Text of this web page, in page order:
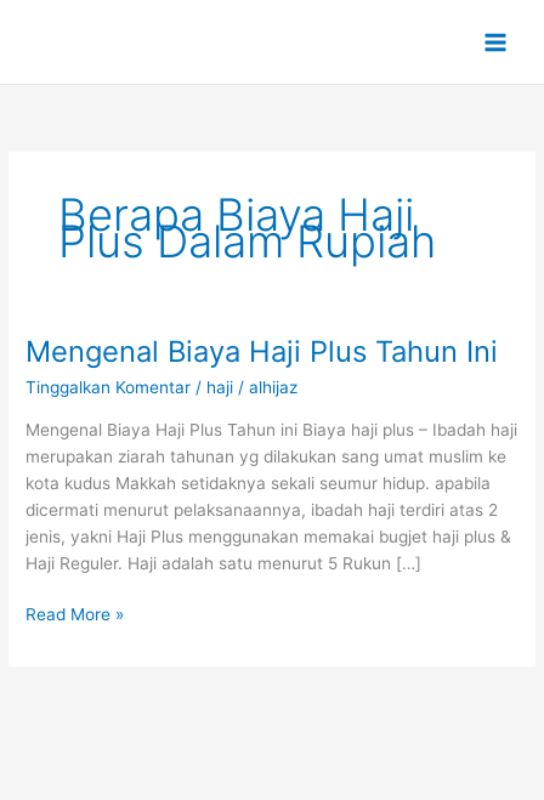
Berapa Biaya Haji
Plus Dalam Rupiah
Mengenal Biaya Haji Plus Tahun Ini
Tinggalkan Komentar / haji /alhijaz
Mengenal Biaya Haji Plus Tahun ini Biaya haji plus – Ibadah haji
merupakan ziarah tahunan yg dilakukan sang umat muslim ke
kota kudus Makkah setidaknya sekali seumur hidup. apabila
dicermati menurut pelaksanaannya, ibadah haji terdiri atas 2
jenis, yakni Haji Plus menggunakan memakai bugjet haji plus &
Haji Reguler. Haji adalah satu menurut 5 Rukun […]
Mengenal
Haji
Plus
Tahun
Ini
Read More »